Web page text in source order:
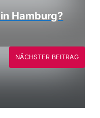
Hamburg?
NÄCHSTER BEITRAG